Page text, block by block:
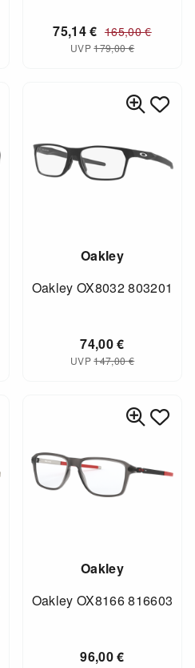
75,14€ 165,00€
UVP179,00€
Oakley
Oakley OX8032 803201
74,00€
UVP147,00€
Oakley
Oakley OX8166 816603
96,00€